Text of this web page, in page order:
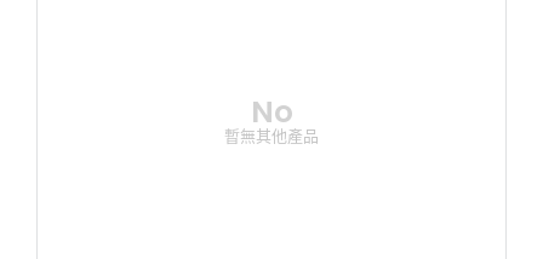
No
暫無其他產品